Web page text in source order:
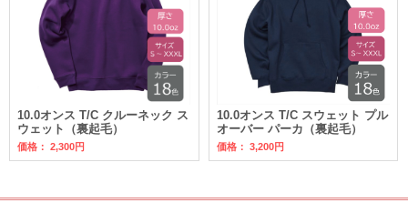
10.0オンス T/C クルーネック ス
ウェット（裏起毛）
価格： 2,300円
10.0オンス T/C スウェット プル
オーバー パーカ（裏起毛）
価格： 3,200円